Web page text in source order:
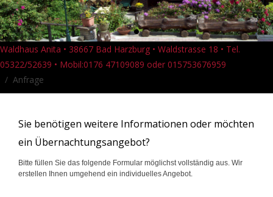
Waldhaus Anita • 38667 Bad Harzburg • Waldstrasse 18 • Tel.
05322/52639 • Mobil:0176 47109089 oder 015753676959
Anfrage
Sie benötigen weitere Informationen oder möchten
ein Übernachtungsangebot?
Bitte füllen Sie das folgende Formular möglichst vollständig aus. Wir
erstellen Ihnen umgehend ein individuelles Angebot.